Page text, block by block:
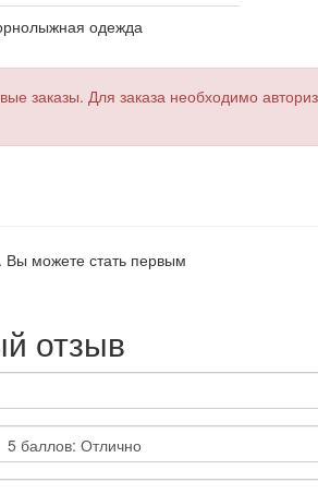
одежда
заказы. Для заказа необходимо
Вы можете стать первым
отзыв